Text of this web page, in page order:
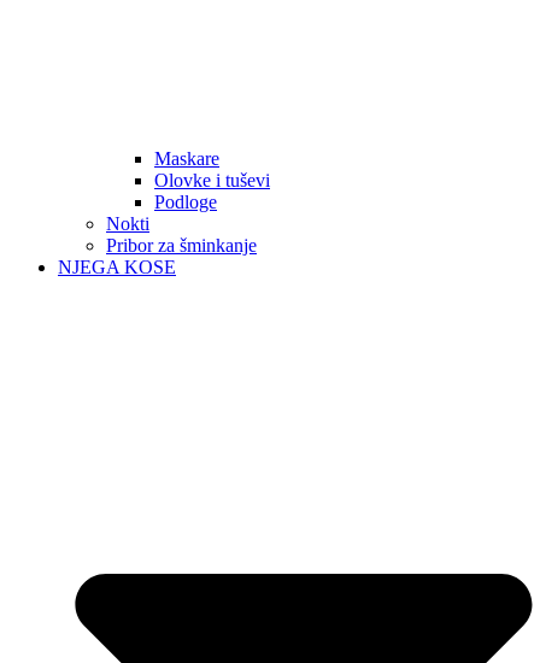
Maskare
Olovke i tuševi
Podloge
Nokti
Pribor za šminkanje
NJEGA KOSE